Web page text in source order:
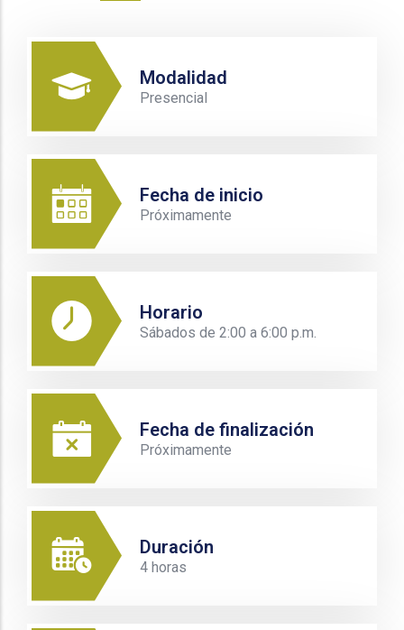
Modalidad
Presencial
Fecha de inicio
Próximamente
Horario
Sábados de 2:00 a 6:00 p.m.
Fecha de finalización
Próximamente
Duración
4 horas